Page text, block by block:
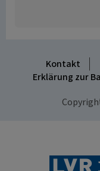
Kontakt
Erklärung zur